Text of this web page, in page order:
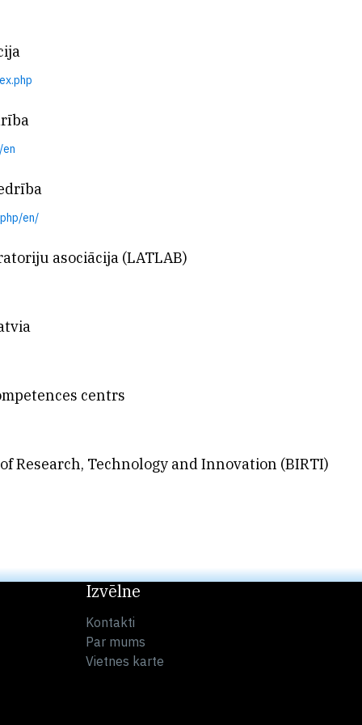
en/
asociācija (LATLAB)
centrs
Research, Technology and Innovation (BIRTI)
Izvēlne
Kontakti
Par mums
Vietnes karte